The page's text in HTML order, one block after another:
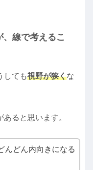
線で考えるこ
しても視野が狭くな
ると思います。
んどん内向きになる